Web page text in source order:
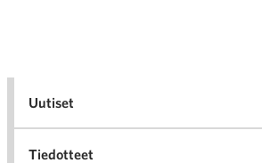
Uutiset
Tiedotteet